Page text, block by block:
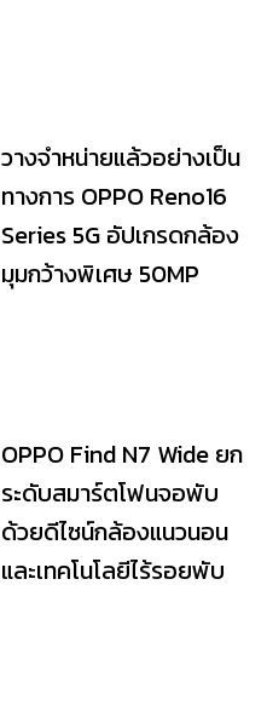
วางจำหน่ายแล้วอย่างเป็น
ทางการ OPPO Reno16
Series 5G อัปเกรดกล้อง
มุมกว้างพิเศษ 50MP
OPPO Find N7 Wide ยก
ระดับสมาร์ตโฟนจอพับ
ด้วยดีไซน์กล้องแนวนอน
และเทคโนโลยีไร้รอยพับ